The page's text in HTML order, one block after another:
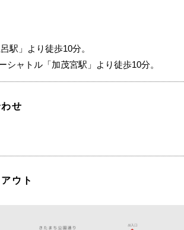
駅」より徒歩10分。
シャトル「加茂宮駅」より徒歩10分。
せ
ウト